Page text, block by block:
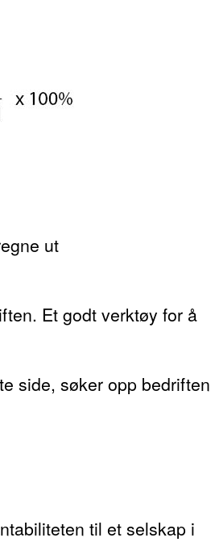
ut
Et godt verktøy for å
side, søker opp bedriften
til et selskap i